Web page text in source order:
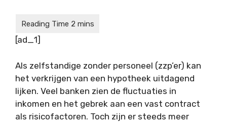
[ad_1]
Als zelfstandige zonder personeel (zzp’er) kan
het verkrijgen van een hypotheek uitdagend
lijken. Veel banken zien de fluctuaties in
inkomen en het gebrek aan een vast contract
als risicofactoren. Toch zijn er steeds meer